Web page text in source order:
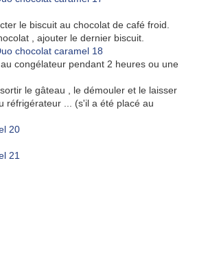
le biscuit au chocolat de café froid.
, ajouter le dernier biscuit.
congélateur pendant 2 heures ou une
le gâteau , le démouler et le laisser
réfrigérateur ... (s'il a été placé au